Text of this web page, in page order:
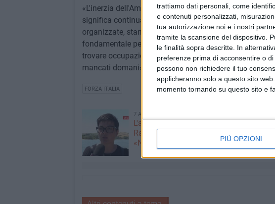
trattiamo dati personali, come
e contenuti personalizzati,
tua autorizzazione noi e i nostri
tramite la scansione del dispositivo.
le finalità sopra descritte. In
preferenze prima di acconsentire o di
possono non richiedere il tuo
applicheranno solo a questo sito
momento tornando su questo sito e
PIÙ OPZIONI
«L'inerzia dell'Amministrazione è inaccettabile e
significa continuare a trascurare centinaia di
organizzate, stanno già sfruttando. Il Centro per
fondamentale per rilanciare il lavoro a Bisceglie,
trovare occupazione. Ribadiamo con forza: ogni mese
mancati domani», conclude il Forza Italia Bisceglie.
FORZA ITALIA
7 AGOSTO 2026
L'appello della moglie di Mino
Racanati alla ministra Roccella:
«Non dimenticatelo»